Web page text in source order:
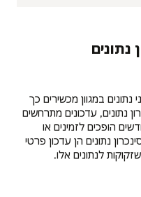
נתונים
נתונים במגוון מכשירים כך
נתונים, עדכונים מתרחשים
הופכים לזמינים או
נתונים הן עדכון פרטי
לנתונים אלו.